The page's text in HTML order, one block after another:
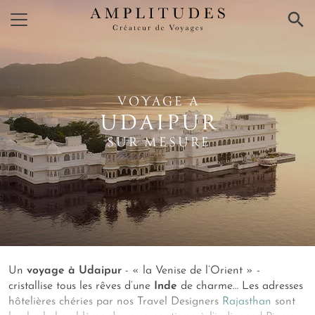
×
VOYAGE A
UDAIPUR
SUR MESURE
Un voyage à Udaipur - « la Venise de l’Orient » -
cristallise tous les rêves d’une
Inde de charme… Les adresses
hôtelières chéries par nos Travel Designers Rajasthan sont